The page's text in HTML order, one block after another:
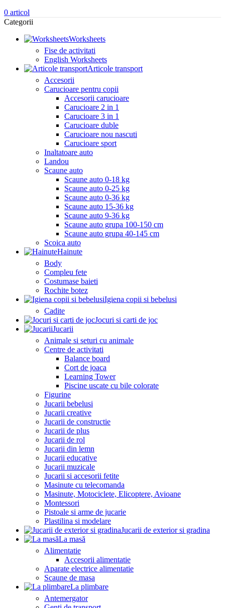
0 articol
Categorii
Worksheets
Fise de activitati
English Worksheets
Articole transport
Accesorii
Carucioare pentru copii
Accesorii carucioare
Carucioare 2 in 1
Carucioare 3 in 1
Carucioare duble
Carucioare nou nascuti
Carucioare sport
Inaltatoare auto
Landou
Scaune auto
Scaune auto 0-18 kg
Scaune auto 0-25 kg
Scaune auto 0-36 kg
Scaune auto 15-36 kg
Scaune auto 9-36 kg
Scaune auto grupa 100-150 cm
Scaune auto grupa 40-145 cm
Scoica auto
Hainute
Body
Compleu fete
Costumase baieti
Rochite botez
Igiena copii si bebelusi
Cadite
Jocuri si carti de joc
Jucarii
Animale si seturi cu animale
Centre de activitati
Balance board
Cort de joaca
Learning Tower
Piscine uscate cu bile colorate
Figurine
Jucarii bebelusi
Jucarii creative
Jucarii de constructie
Jucarii de plus
Jucarii de rol
Jucarii din lemn
Jucarii educative
Jucarii muzicale
Jucarii si accesorii fetite
Masinute cu telecomanda
Masinute, Motociclete, Elicoptere, Avioane
Montessori
Pistoale si arme de jucarie
Plastilina si modelare
Jucarii de exterior si gradina
La masă
Alimentatie
Accesorii alimentatie
Aparate electrice alimentatie
Scaune de masa
La plimbare
Antemergator